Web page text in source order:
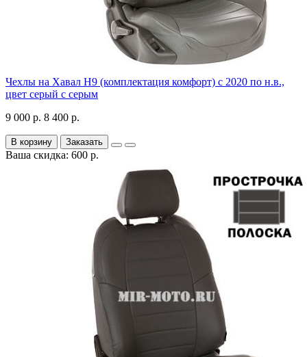
Чехлы на Хавал H9 (комплектация комфорт) с 2020 по н.в.,
цвет серый с серым
9 000 р. 8 400 р.
В корзину Заказать
Ваша скидка: 600 р.